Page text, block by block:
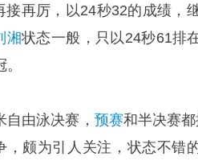
接再厉，以24秒32的成绩，
湘状态一般，只以24秒61排
自由泳决赛， 预赛和半决赛
，颇为引人关注，状态不错